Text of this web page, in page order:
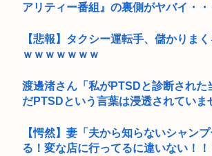
アリティー番組』の裏側がヤバイ・・
【悲報】タクシー運転手、儲かりま
ｗｗｗｗｗｗｗ
渡邊渚さん「私がPTSDと診断された
だPTSDという言葉は浸透されていま
【愕然】妻「夫から知らないシャン
る！変な店に行ってるに違いない！